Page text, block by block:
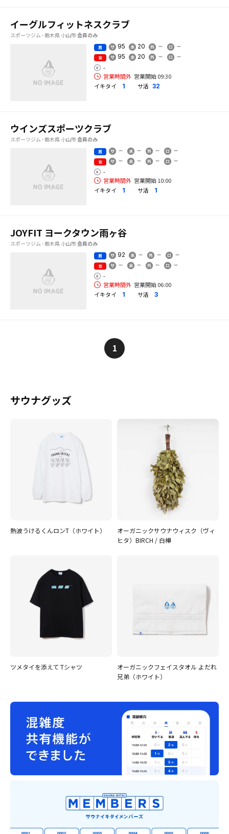
イーグルフィットネスクラブ
スポーツジム - 栃木県 小山市 会員のみ
男 95 20
女 95 20
-
営業時間外 営業開始 09:30
イキタイ
1 サ活 32
ウインズスポーツクラブ
スポーツジム - 栃木県 小山市 会員のみ
男
女
-
営業時間外 営業開始 10:00
イキタイ
1 サ活 1
JOYFIT ヨークタウン雨ヶ谷
スポーツジム - 栃木県 小山市 会員のみ
男 92
女
-
営業時間外 営業開始 06:00
イキタイ
1 サ活 3
1
サウナグッズ
熱波うけるくんロンT（ホワイト）
オーガニックサウナウィスク（ヴィ
ヒタ）BIRCH / 白樺
ツメタイを添えて Tシャツ
オーガニックフェイスタオル よだれ
兄弟（ホワイト）